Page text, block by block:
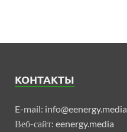
КОНТАКТЫ
E-mail: info@eenergy.media
Веб-сайт: eenergy.media